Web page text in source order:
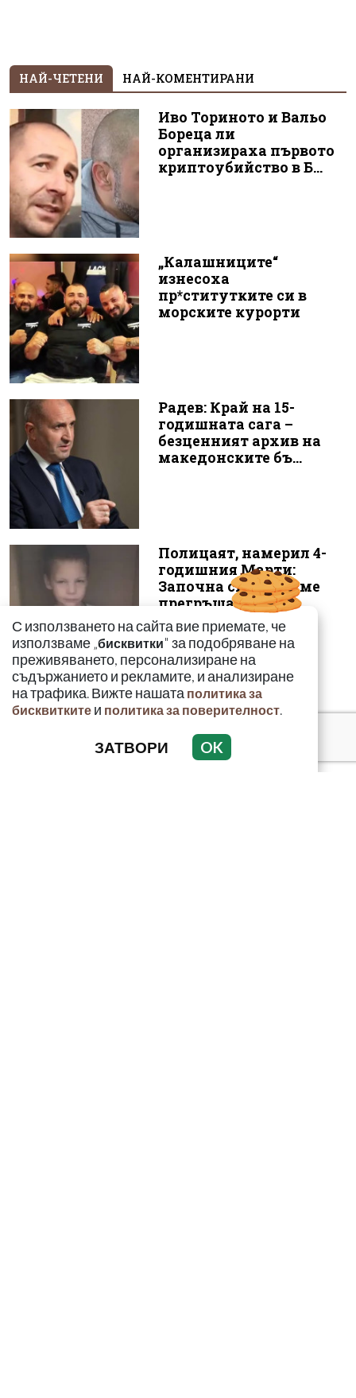
НАЙ-ЧЕТЕНИ НАЙ-КОМЕНТИРАНИ
Иво Ториното и Вальо
Бореца ли
организираха първото
криптоубийство в Б...
„Калашниците“
изнесоха
пр*ститутките си в
морските курорти
Радев: Край на 15-
годишната сага –
безценният архив на
македонските бъ...
Полицаят, намерил 4-
годишния Марти:
Започна силно да ме
прегръща
С използването на сайта вие приемате, че
използваме „бисквитки" за подобряване на
преживяването, персонализиране на
съдържанието и рекламите, и анализиране
на трафика. Вижте нашата политика за
бисквитките и политика за поверителност.
ЗАТВОРИ OK